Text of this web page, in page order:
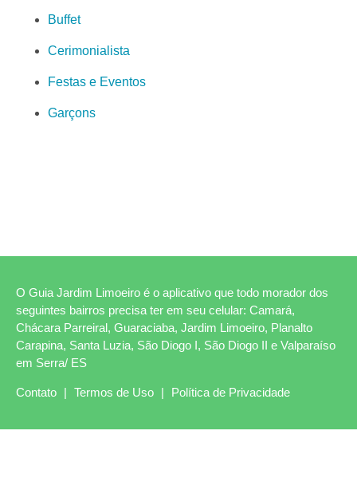
Buffet
Cerimonialista
Festas e Eventos
Garçons
O Guia Jardim Limoeiro é o aplicativo que todo morador dos
seguintes bairros precisa ter em seu celular: Camará,
Chácara Parreiral, Guaraciaba, Jardim Limoeiro, Planalto
Carapina, Santa Luzia, São Diogo I, São Diogo II e Valparaíso
em Serra/ ES
Contato | Termos de Uso | Política de Privacidade